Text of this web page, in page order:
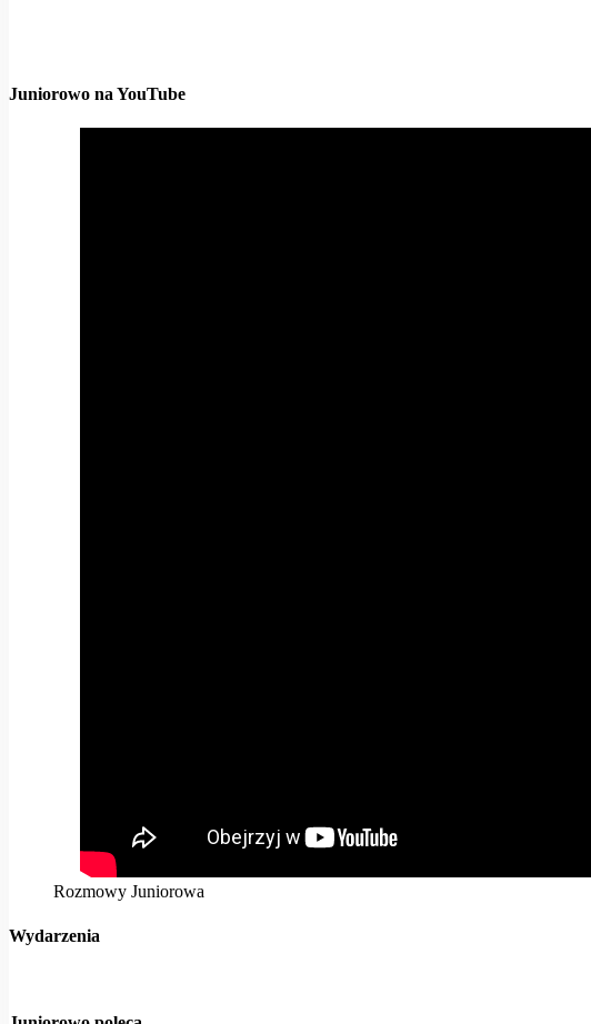
Juniorowo na YouTube
Rozmowy Juniorowa
Wydarzenia